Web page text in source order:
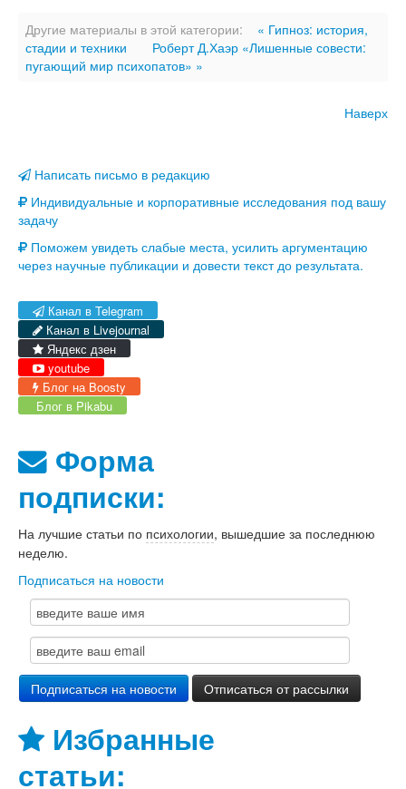
Другие материалы в этой категории:
« Гипноз: история,
стадии и техники
Роберт Д.Хаэр «Лишенные совести:
пугающий мир психопатов» »
Наверх
Написать письмо в редакцию
Индивидуальные и корпоративные исследования под вашу
задачу
Поможем увидеть слабые места, усилить аргументацию
через научные публикации и довести текст до результата.
Канал в Telegram
Канал в Livejournal
Яндекс дзен
youtube
Блог на Boosty
Блог в Pikabu
Форма
подписки:
На лучшие статьи по психологии, вышедшие за последнюю
неделю.
Подписаться на новости
Избранные
статьи: